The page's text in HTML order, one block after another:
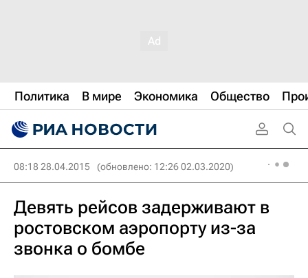
Политика В мире Экономика Общество
08:18 28.04.2015 (обновлено: 12:26 02.03.2020)
Девять рейсов задерживают в
ростовском аэропорту из-за
звонка о бомбе